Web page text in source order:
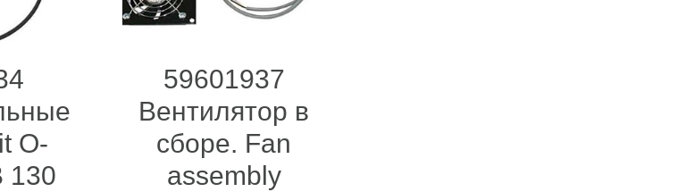
O-
130
59601937
Вентилятор в
сборе. Fan
assembly